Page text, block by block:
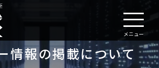
メニュー
情報の掲載について